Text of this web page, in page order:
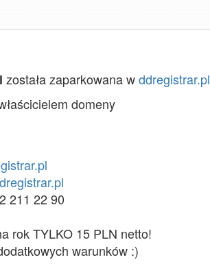
została zaparkowana wddregistrar.pl
domeny
211 22 90
rok TYLKO 15 PLN netto!
warunków :)